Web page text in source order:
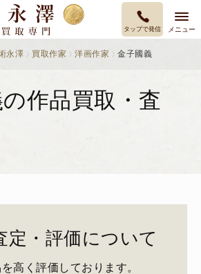
タップで発信 メニュー
永澤 買取作家 洋画作家 金子國義
作品買取・査
定・評価について
高く評価しております。